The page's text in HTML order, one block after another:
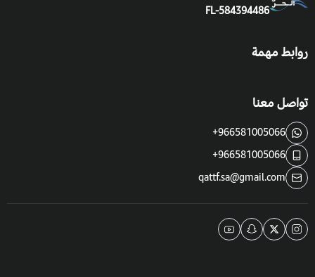
FL-584394486
روابط مهمة
تواصل معنا
+966581005066
+966581005066
qattf.sa@gmail.com